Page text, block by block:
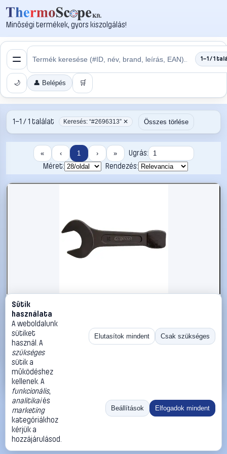
Minőségi termékek, gyors kiszolgálás!
1–1 / 1
🌙 👤 Belépés 🛒
1–1 / 1 találat Keresés: “#2696313” ✕ Összes törlése
« ‹ 1 › »
Ugrás:
Méret:
Rendezés:
#2696313
KS Tools 5172264 517.2264 Ütős csavarkulcs
Kulcsszélesség (coll) 1 13/16
KS Tools Egyoldalas villáskulcsok
26 990 Ft
Kosárba
«
Ugrás:
Méret:
Rendezés:
©2026
ThermoScope
ÁSZF
Cégbemutató
Sütik
használata
A weboldalunk
sütiket
használ. A
szükséges
sütik a
működéshez
kellenek. A
funkcionális,
analitikaiés
marketing
kategóriákhoz
kérjük a
hozzájárulásod.
Elutasítok mindent Csak szükséges
Beállítások Elfogadok mindent